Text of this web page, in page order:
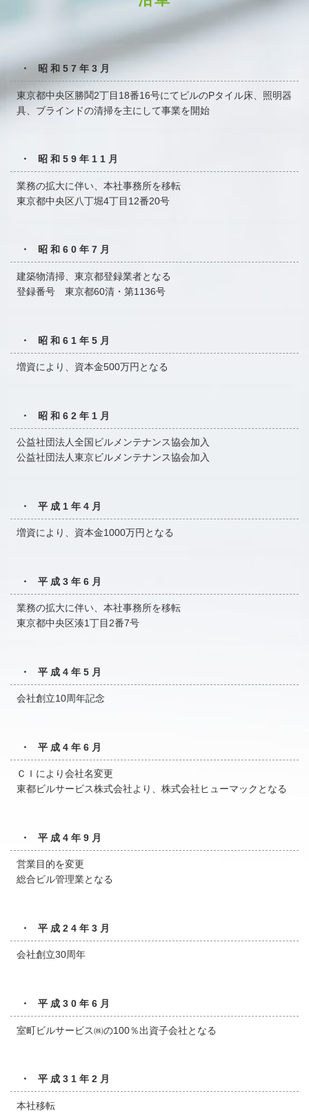
・ 昭和57年3月
東京都中央区勝鬨2丁目18番16号にてビルのPタイル床、 照明器
具、ブラインドの清掃を主にして事業を開始
・ 昭和59年11月
業務の拡大に伴い、本社事務所を移転
東京都中央区八丁堀4丁目12番20号
・ 昭和60年7月
建築物清掃、東京都登録業者となる
登録番号 東京都60清・第1136号
・ 昭和61年5月
増資により、資本金500万円となる
・ 昭和62年1月
公益社団法人全国ビルメンテナンス協会加入
公益社団法人東京ビルメンテナンス協会加入
・ 平成1年4月
増資により、資本金1000万円となる
・ 平成3年6月
業務の拡大に伴い、本社事務所を移転
東京都中央区湊1丁目2番7号
・ 平成4年5月
会社創立10周年記念
・ 平成4年6月
ＣＩにより会社名変更
東都ビルサービス株式会社より、株式会社ヒューマックとなる
・ 平成4年9月
営業目的を変更
総合ビル管理業となる
・ 平成24年3月
会社創立30周年
・ 平成30年6月
室町ビルサービス㈱の100％出資子会社となる
・ 平成31年2月
本社移転